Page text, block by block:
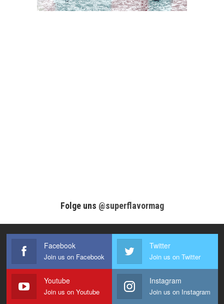
Folge uns @superflavormag
Facebook
Join us on Facebook
Twitter
Join us on Twitter
Youtube
Join us on Youtube
Instagram
Join us on Instagram